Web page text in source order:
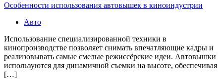
Особенности использования автовышек в киноиндустрии
Авто
Использование специализированной техники в
кинопроизводстве позволяет снимать впечатляющие кадры и
реализовывать самые смелые режиссёрские идеи. Автовышки
используются для динамичной съемки на высоте, обеспечивая
[…]